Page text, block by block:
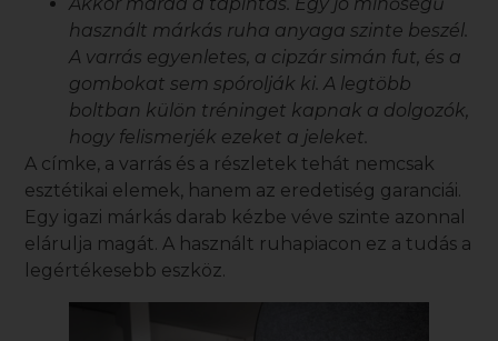
használt márkás ruha anyaga szinte beszél.
A varrás egyenletes, a cipzár simán fut, és a
gombokat sem spórolják ki. A legtöbb
boltban külön tréninget kapnak a dolgozók,
hogy felismerjék ezeket a jeleket.
A címke, a varrás és a részletek tehát nemcsak
esztétikai elemek, hanem az eredetiség garanciái.
Egy igazi márkás darab kézbe véve szinte azonnal
elárulja magát. A használt ruhapiacon ez a tudás a
legértékesebb eszköz.